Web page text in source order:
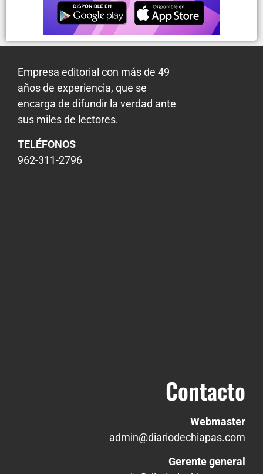
Empresa editorial con más de 49
años de experiencia, que se
encarga de difundir la verdad ante
sus miles de lectores.
TELÉFONOS
962-311-2796
Contacto
Webmaster
admin@diariodechiapas.com
Gerente general